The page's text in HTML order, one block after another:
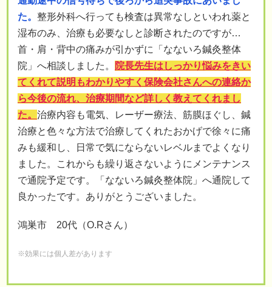
た。 整形外科へ行っても検査は異常なしといわれ薬と
湿布のみ、治療も必要なしと診断されたのですが…
首・肩・背中の痛みが引かずに「なないろ鍼灸整体
院」へ相談しました。
院長先生はしっかり悩みをきい
てくれて説明もわかりやすく保険会社さんへの連絡か
ら今後の流れ、治療期間など詳しく教えてくれまし
た。 治療内容も電気、レーザー療法、筋膜ほぐし、鍼
治療と色々な方法で治療してくれたおかげで徐々に痛
みも緩和し、日常で気にならないレベルまでよくなり
ました。これからも繰り返さないようにメンテナンス
で通院予定です。「なないろ鍼灸整体院」へ通院して
良かったです。ありがとうございました。
鴻巣市 20代（O.Rさん）
※効果には個人差があります